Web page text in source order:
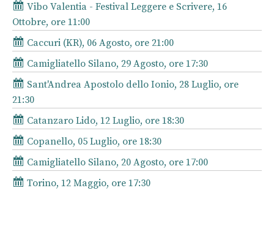
Vibo Valentia - Festival Leggere e Scrivere, 16
Ottobre, ore 11:00
Caccuri (KR), 06 Agosto, ore 21:00
Camigliatello Silano, 29 Agosto, ore 17:30
Sant'Andrea Apostolo dello Ionio, 28 Luglio, ore
21:30
Catanzaro Lido, 12 Luglio, ore 18:30
Copanello, 05 Luglio, ore 18:30
Camigliatello Silano, 20 Agosto, ore 17:00
Torino, 12 Maggio, ore 17:30